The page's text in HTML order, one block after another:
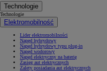
Technologie
Technologie
Elektromobilność
Lider elektromobilności
Napęd hybrydowy
Napęd hybrydowy typu plug-in
Napęd wodorowy
Napęd elektryczny na baterię
Zasięg aut elektrycznych
Zalety posiadania aut elektrycznych